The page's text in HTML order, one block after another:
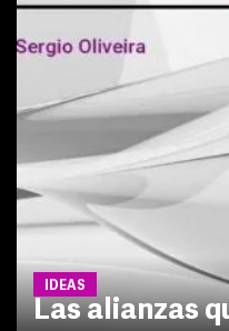
IDEAS
Las alianzas